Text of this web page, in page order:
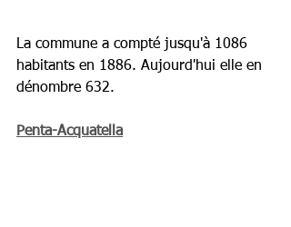
La commune a compté jusqu'à 1086
habitants en 1886. Aujourd'hui elle en
dénombre 632.
Penta-Acquatella